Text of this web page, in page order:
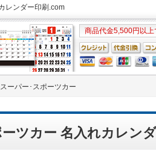
レンダー印刷.com
商品代金5,500円以上
ーパー･スポーツカー
ツカー 名入れカレン